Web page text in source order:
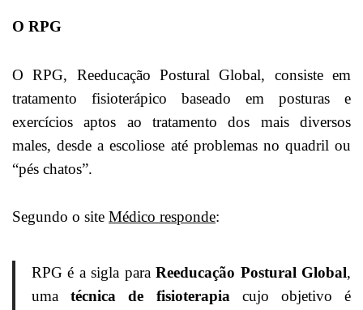
O RPG
O RPG, Reeducação Postural Global, consiste em
tratamento fisioterápico baseado em posturas e
exercícios aptos ao tratamento dos mais diversos
males, desde a escoliose até problemas no quadril ou
“pés chatos”.
Segundo o site Médico responde:
RPG é a sigla paraReeducação Postural Global,
umatécnica de fisioterapia cujo objetivo é